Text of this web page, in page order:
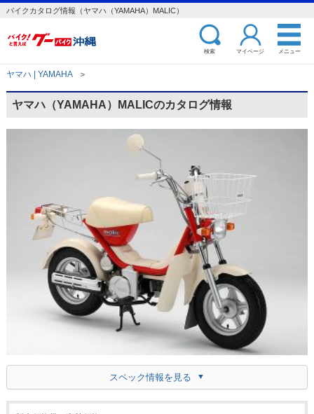
バイクカタログ情報（ヤマハ（YAMAHA）MALIC）
検索 マイページ メニュー
ヤマハ | YAMAHA ＞
ヤマハ（YAMAHA）MALICのカタログ情報
スペック情報を見る